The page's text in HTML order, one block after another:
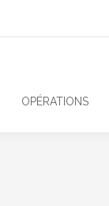
OPÉRATIONS